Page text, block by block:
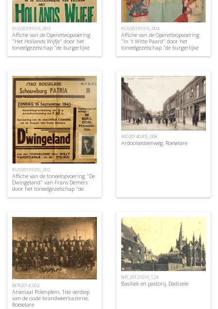
KUV20191016_003
Affiche van de Operetteopvoering
"Het Hollands Wijfje" door het
toneelgezelschap "de burgerlijke
KUV20191016_004
Affiche van de Operetteopvoering
"In 't Witte Paard" door het
toneelgezelschap "de burgerlijke
KUV20191016_002
Affiche van de toneelopvoering "De
Dwingeland" van Frans Demers
door het toneelgezelschap "de
WD20140305_008
Ardooisesteenweg, Roeselare
BCR2014_002
Arsenaal Polenplein, 1ste verdiep
van de oude brandweerkazerne,
Roeselare
NR_20121019_123
Basiliek en pastorij, Dadizele